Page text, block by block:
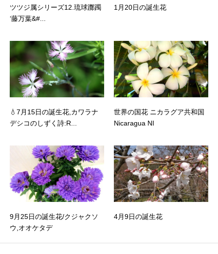
ツツジ属シリーズ12.琉球躑躅
‘藤万葉&#...
1月20日の誕生花
💧7月15日の誕生花,カワラナ
デシコのしずく詩:R...
世界の国花 ニカラグア共和国
Nicaragua NI
9月25日の誕生花/クジャクソ
ウ,オオケタデ
4月9日の誕生花